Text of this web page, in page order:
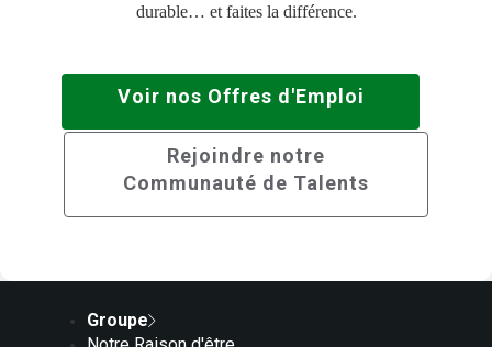
durable… et faites la différence.
Voir nos Offres d'Emploi
Rejoindre notre
Communauté de Talents
Groupe